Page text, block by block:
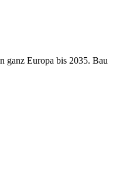
ganz Europa bis 2035. Bau